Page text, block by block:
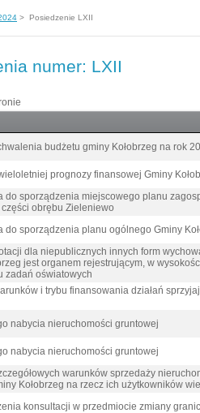
> Posiedzenie LXII
numer: LXII
budżetu gminy Kołobrzeg na rok
prognozy finansowej Gminy
do sporządzenia miejscowego planu
części obrębu Zieleniewo
do sporządzenia planu ogólnego Gminy
dla niepublicznych innych form
jest organem rejestrującym, w
zadań oświatowych
i trybu finansowania działań
nabycia nieruchomości gruntowej
nabycia nieruchomości gruntowej
warunków sprzedaży
Kołobrzeg na rzecz ich użytkowników
konsultacji w przedmiocie zmiany